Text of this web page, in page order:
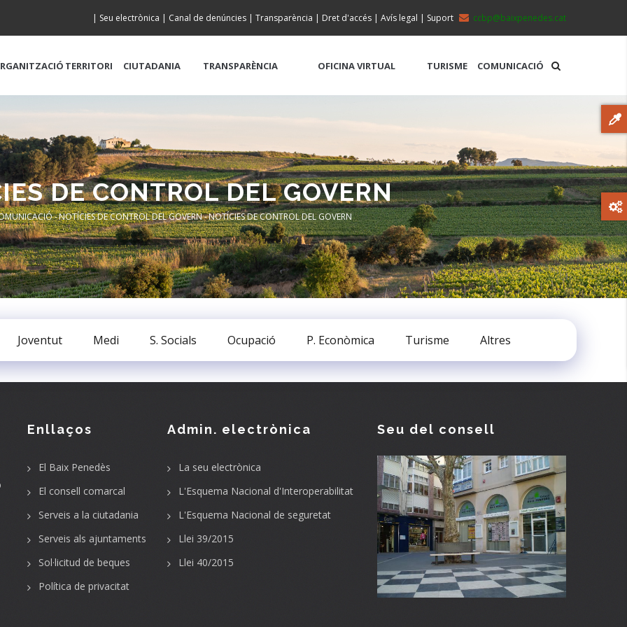
ccbp@baixpenedes.cat
| Seu electrònica | Canal de denúncies | Transparència | Dret d'accés | Avís legal | Suport
TERRITORI CIUTADANIA TRANSPARÈNCIA OFICINA VIRTUAL TURISME COMUNICACIÓ
DE CONTROL DEL GOVERN
-NOTÍCIES DE CONTROL DEL GOVERN-NOTÍCIES DE CONTROL DEL GOVERN
Joventut Medi S. Socials Ocupació P. Econòmica Turisme Altres
Enllaços
El Baix Penedès
El consell comarcal
Serveis a la ciutadania
Serveis als ajuntaments
Sol·licitud de beques
Política de privacitat
Admin. electrònica
La seu electrònica
L'Esquema Nacional d'Interoperabilitat
L'Esquema Nacional de seguretat
Llei 39/2015
Llei 40/2015
Seu del consell